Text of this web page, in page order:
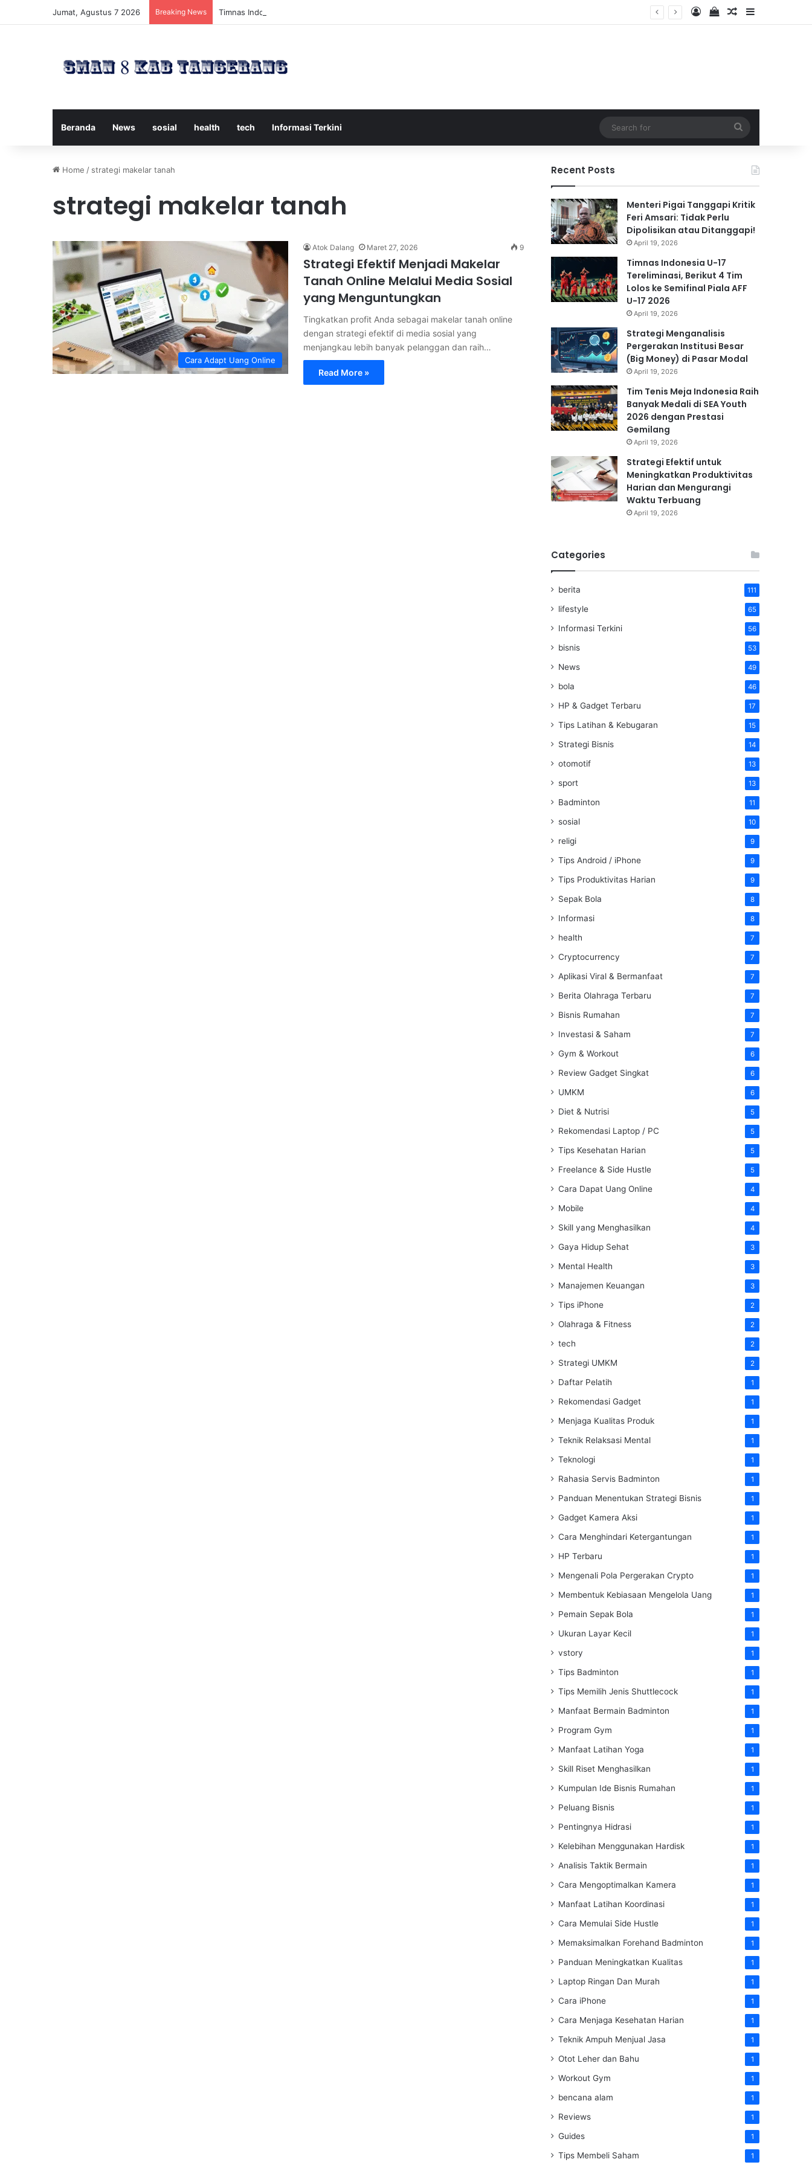
Jumat, Agustus 7 2026 Breaking News Timnas Indonesia U-17 Tereliminasi, Berikut 4 Tim Lolos ke Semifinal Piala AFF U-17 2026 Log InView your
Random Article
Sidebar
Beranda News sosial health tech Informasi Terkini
for
Home / strategi makelar tanah
strategi makelar tanah
Cara Adapt Uang Online
Atok Dalang Maret 27, 2026 9
Strategi Efektif Menjadi Makelar
Tanah Online Melalui Media Sosial
yang Menguntungkan
Tingkatkan profit Anda sebagai makelar tanah online
dengan strategi efektif di media sosial yang
menjangkau lebih banyak pelanggan dan raih…
Read More »
Recent Posts
Menteri Pigai Tanggapi Kritik
Feri Amsari: Tidak Perlu
Dipolisikan atau Ditanggapi!
April 19, 2026
Timnas Indonesia U-17
Tereliminasi, Berikut 4 Tim
Lolos ke Semifinal Piala AFF
U-17 2026
April 19, 2026
Strategi Menganalisis
Pergerakan Institusi Besar
(Big Money) di Pasar Modal
April 19, 2026
Tim Tenis Meja Indonesia Raih
Banyak Medali di SEA Youth
2026 dengan Prestasi
Gemilang
April 19, 2026
Strategi Efektif untuk
Meningkatkan Produktivitas
Harian dan Mengurangi
Waktu Terbuang
April 19, 2026
Categories
berita 111
lifestyle 65
Informasi Terkini 56
bisnis 53
News 49
bola 46
HP & Gadget Terbaru 17
Tips Latihan & Kebugaran 15
Strategi Bisnis 14
otomotif 13
sport 13
Badminton 11
sosial 10
religi 9
Tips Android / iPhone 9
Tips Produktivitas Harian 9
Sepak Bola 8
Informasi 8
health 7
Cryptocurrency 7
Aplikasi Viral & Bermanfaat 7
Berita Olahraga Terbaru 7
Bisnis Rumahan 7
Investasi & Saham 7
Gym & Workout 6
Review Gadget Singkat 6
UMKM 6
Diet & Nutrisi 5
Rekomendasi Laptop / PC 5
Tips Kesehatan Harian 5
Freelance & Side Hustle 5
Cara Dapat Uang Online 4
Mobile 4
Skill yang Menghasilkan 4
Gaya Hidup Sehat 3
Mental Health 3
Manajemen Keuangan 3
Tips iPhone 2
Olahraga & Fitness 2
tech 2
Strategi UMKM 2
Daftar Pelatih 1
Rekomendasi Gadget 1
Menjaga Kualitas Produk 1
Teknik Relaksasi Mental 1
Teknologi 1
Rahasia Servis Badminton 1
Panduan Menentukan Strategi Bisnis 1
Gadget Kamera Aksi 1
Cara Menghindari Ketergantungan 1
HP Terbaru 1
Mengenali Pola Pergerakan Crypto 1
Membentuk Kebiasaan Mengelola Uang 1
Pemain Sepak Bola 1
Ukuran Layar Kecil 1
vstory 1
Tips Badminton 1
Tips Memilih Jenis Shuttlecock 1
Manfaat Bermain Badminton 1
Program Gym 1
Manfaat Latihan Yoga 1
Skill Riset Menghasilkan 1
Kumpulan Ide Bisnis Rumahan 1
Peluang Bisnis 1
Pentingnya Hidrasi 1
Kelebihan Menggunakan Hardisk 1
Analisis Taktik Bermain 1
Cara Mengoptimalkan Kamera 1
Manfaat Latihan Koordinasi 1
Cara Memulai Side Hustle 1
Memaksimalkan Forehand Badminton 1
Panduan Meningkatkan Kualitas 1
Laptop Ringan Dan Murah 1
Cara iPhone 1
Cara Menjaga Kesehatan Harian 1
Teknik Ampuh Menjual Jasa 1
Otot Leher dan Bahu 1
Workout Gym 1
bencana alam 1
Reviews 1
Guides 1
Tips Membeli Saham 1